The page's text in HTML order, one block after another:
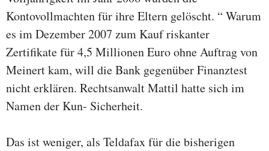
Kontovollmachten für ihre Eltern gelöscht. “ Warum
es im Dezember 2007 zum Kauf riskanter
Zertifikate für 4,5 Millionen Euro ohne Auftrag von
Meinert kam, will die Bank gegenüber Finanztest
nicht erklären. Rechtsanwalt Mattil hatte sich im
Namen der Kun- Sicherheit.
Das ist weniger, als Teldafax für die bisherigen